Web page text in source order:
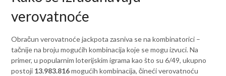
verovatnoće
Obračun verovatnoće jackpota zasniva se na kombinatorici –
tačnije na broju mogućih kombinacija koje se mogu izvuci. Na
primer, u popularnim loterijskim igrama kao što su 6/49, ukupno
postoji 13.983.816mogućih kombinacija, čineći verovatnoću